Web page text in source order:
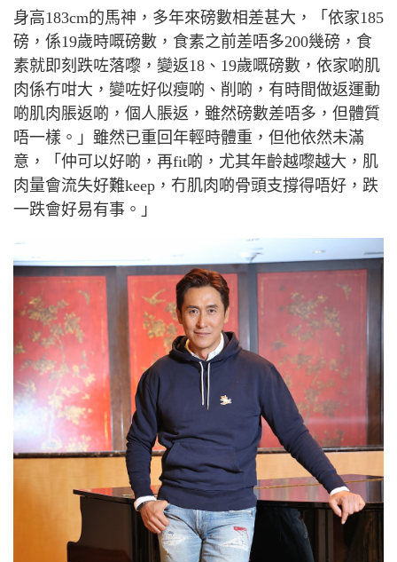
身高183cm的馬神，多年來磅數相差甚大，「依家185
磅，係19歲時嘅磅數，食素之前差唔多200幾磅，食
素就即刻跌咗落嚟，變返18 、 19歲嘅磅數，依家啲肌
肉係冇咁大，變咗好似瘦啲、削啲，有時間做返運動
啲肌肉脹返啲，個人脹返，雖然磅數差唔多，但體質
唔一樣。」雖然已重回年輕時體重，但他依然未滿
意，「仲可以好啲，再fit啲，尤其年齡越嚟越大，肌
肉量會流失好難keep ，冇肌肉啲骨頭支撐得唔好，跌
一跌會好易有事。」